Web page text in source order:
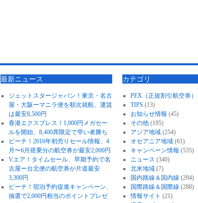
最新ニュース
ジェットスタージャパン！東京・名古
屋・大阪ーマニラ便を順次就航、運賃
は最安8,500円
香港エクスプレス！1,000円メガセー
ルを開始、8,400席限定で早い者勝ち
ピーチ！2016年初売りセール情報、4
月〜6月搭乗分の航空券が最安2,000円
Vエア！タイムセール、早期予約で名
古屋ー台北便の航空券が片道最安
3,300円
ピーチ！宿泊予約促進キャンペーン、
抽選で2,000円相当のポイントプレゼ
カテゴリ
PEX（正規割引航空券）
TIPS (13)
お知らせ情報 (45)
その他(195)
アジア地域(254)
オセアニア地域(61)
キャンペーン情報 (535)
ニュース (340)
北米地域(7)
国内路線＆国内線 (294)
国際路線＆国際線 (288)
情報サイト (21)